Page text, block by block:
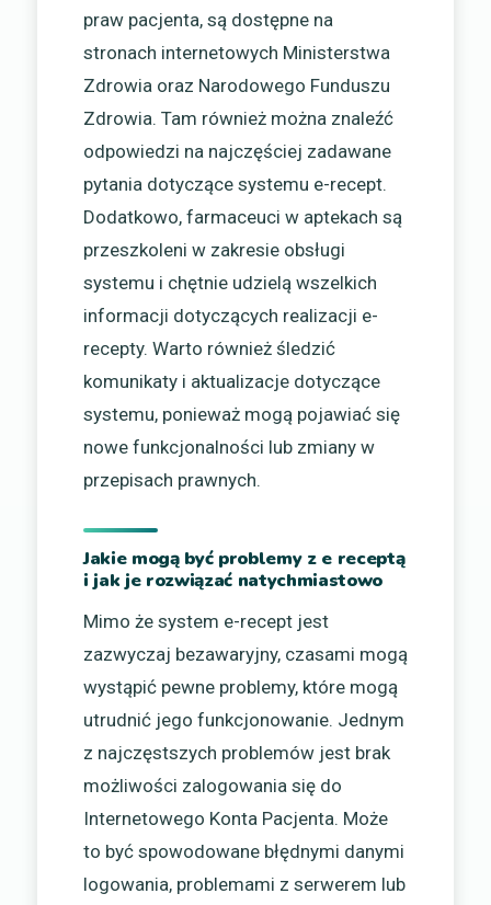
praw pacjenta, są dostępne na
stronach internetowych Ministerstwa
Zdrowia oraz Narodowego Funduszu
Zdrowia. Tam również można znaleźć
odpowiedzi na najczęściej zadawane
pytania dotyczące systemu e-recept.
Dodatkowo, farmaceuci w aptekach są
przeszkoleni w zakresie obsługi
systemu i chętnie udzielą wszelkich
informacji dotyczących realizacji e-
recepty. Warto również śledzić
komunikaty i aktualizacje dotyczące
systemu, ponieważ mogą pojawiać się
nowe funkcjonalności lub zmiany w
przepisach prawnych.
Jakie mogą być problemy z e receptą
i jak je rozwiązać natychmiastowo
Mimo że system e-recept jest
zazwyczaj bezawaryjny, czasami mogą
wystąpić pewne problemy, które mogą
utrudnić jego funkcjonowanie. Jednym
z najczęstszych problemów jest brak
możliwości zalogowania się do
Internetowego Konta Pacjenta. Może
to być spowodowane błędnymi danymi
logowania, problemami z serwerem lub